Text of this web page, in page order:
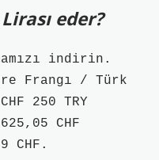
eder?
indirin.
Frangı / Türk
250 TRY
CHF
CHF.